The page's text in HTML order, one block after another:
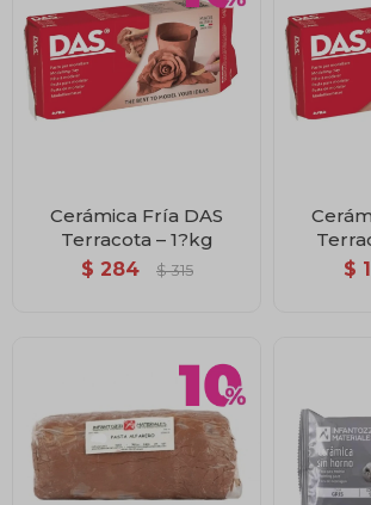
Cerámica Fría DAS
Terracota – 1?kg
$ 284 $ 315
$